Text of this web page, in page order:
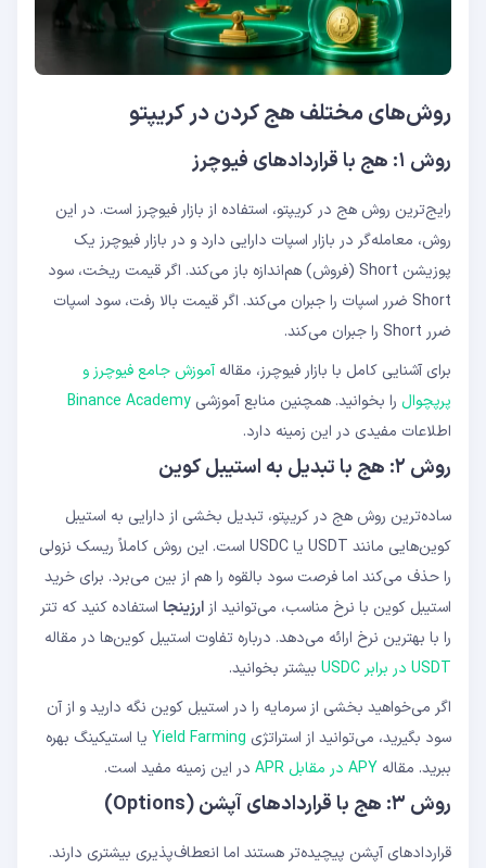
روش‌های مختلف هج کردن در کریپتو
روش ۱: هج با قراردادهای فیوچرز
رایج‌ترین روش هج در کریپتو، استفاده از بازار فیوچرز است. در این
روش، معامله‌گر در بازار اسپات دارایی دارد و در بازار فیوچرز یک
پوزیشن Short (فروش) هم‌اندازه باز می‌کند. اگر قیمت ریخت، سود
Short ضرر اسپات را جبران می‌کند. اگر قیمت بالا رفت، سود اسپات
ضرر Short را جبران می‌کند.
برای آشنایی کامل با بازار فیوچرز، مقالهآموزش جامع فیوچرز و
پرپچوال را بخوانید. همچنین منابع آموزشی Binance Academy
اطلاعات مفیدی در این زمینه دارد.
روش ۲: هج با تبدیل به استیبل کوین
ساده‌ترین روش هج در کریپتو، تبدیل بخشی از دارایی به استیبل
کوین‌هایی مانند USDT یا USDC است. این روش کاملاً ریسک نزولی
را حذف می‌کند اما فرصت سود بالقوه را هم از بین می‌برد. برای خرید
استیبل کوین با نرخ مناسب، می‌توانید از ارزینجا استفاده کنید که تتر
را با بهترین نرخ ارائه می‌دهد. درباره تفاوت استیبل کوین‌ها در مقاله
USDT در برابر USDC
بیشتر بخوانید.
اگر می‌خواهید بخشی از سرمایه را در استیبل کوین نگه دارید و از آن
سود بگیرید، می‌توانید از استراتژی Yield Farming یا استیکینگ بهره
ببرید. مقاله APY در مقابل APR در این زمینه مفید است.
روش ۳: هج با قراردادهای آپشن (Options)
قراردادهای آپشن پیچیده‌تر هستند اما انعطاف‌پذیری بیشتری دارند.